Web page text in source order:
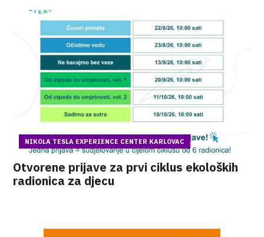
NIKOLA TESLA EXPERIENCE CENTER KARLOVAC
Otvorene prijave za prvi ciklus ekoloških
radionica za djecu